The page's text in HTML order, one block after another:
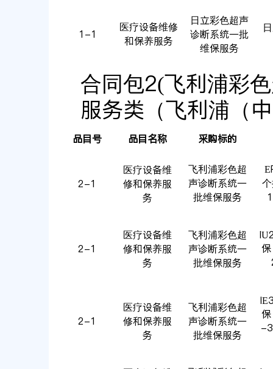
1-1
医疗设备维修
和保养服务
日立彩色超声
诊断系统一批
维保服务
合同包2(飞利浦彩
服务类（飞利浦（
品目号 品目名称 采购标的
2-1
医疗设备维
修和保养服
务
飞利浦彩色超
声诊断系统一
批维保服务
2-1
医疗设备维
修和保养服
务
飞利浦彩色超
声诊断系统一
批维保服务
2-1
医疗设备维
修和保养服
务
飞利浦彩色超
声诊断系统一
批维保服务
-